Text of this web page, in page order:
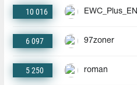
10 016 EWC_Plus_EN
6 097 97zoner
5 250 roman